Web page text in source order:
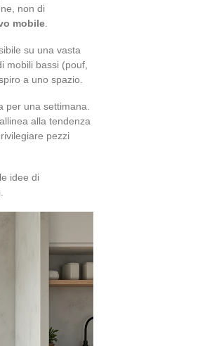
non di
mobile
su una vasta
mobili bassi (pouf,
a uno spazio.
per una settimana.
alla tendenza
pezzi
idee di